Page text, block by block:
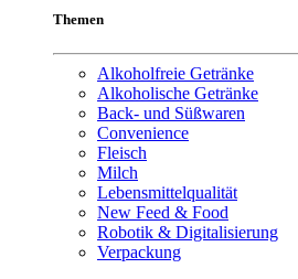
Themen
Alkoholfreie Getränke
Alkoholische Getränke
Back- und Süßwaren
Convenience
Fleisch
Milch
Lebensmittelqualität
New Feed & Food
Robotik & Digitalisierung
Verpackung